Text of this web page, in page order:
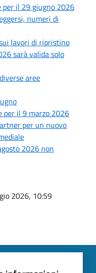
per il 29 giugno 2026
numeri di
lavori di ripristino
sarà valida solo
aree
per il 9 marzo 2026
per un nuovo
2026 non
2026, 10:59